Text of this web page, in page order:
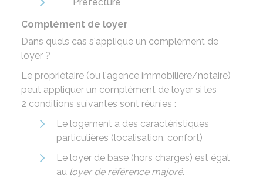
Complément de loyer
Dans quels cas s'applique un complément de
loyer ?
Le propriétaire (ou l'agence immobilière/notaire)
peut appliquer un complément de loyer si les
2 conditions suivantes sont réunies :
Le logement a des caractéristiques
particulières (localisation, confort)
Le loyer de base (hors charges) est égal
au loyer de référence majoré.